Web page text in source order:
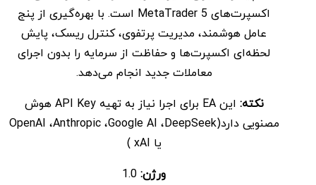
اکسپرت‌های MetaTrader 5 است. با بهره‌گیری از پنج
عامل هوشمند، مدیریت پرتفوی، کنترل ریسک، پایش
لحظه‌ای اکسپرت‌ها و حفاظت از سرمایه را بدون اجرای
معاملات جدید انجام می‌دهد.
نکته:
این EA برای اجرا نیاز به تهیه API Key هوش
مصنویی دارد(OpenAI ،Anthropic ،Google AI ،DeepSeek
یا xAI )
ورژن: